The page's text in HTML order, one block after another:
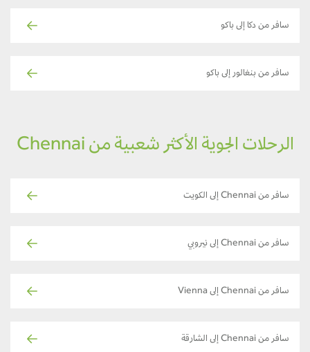
سافر من دكا إلى باكو
سافر من بنغالور إلى باكو
الرحلات الجوية الأكثر شعبية من Chennai
سافر من Chennai إلى الكويت
سافر من Chennai إلى نيروبي
سافر من Chennai إلى Vienna
سافر من Chennai إلى الشارقة